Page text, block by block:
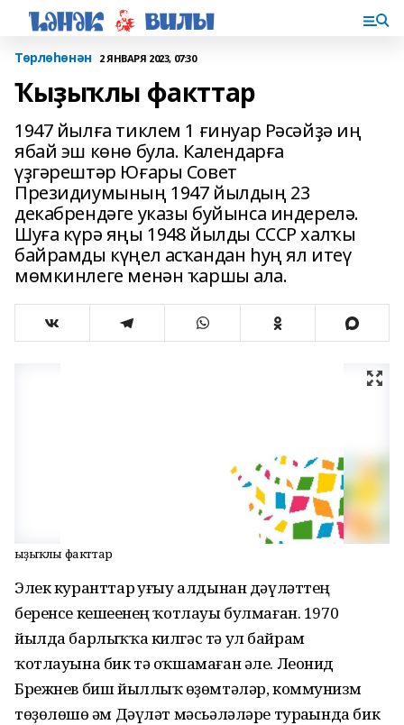
Төрлөһөнән 2 ЯНВАРЯ 2023, 07:30
Ҡыҙыҡлы факттар
1947 йылға тиклем 1 ғинуар Рәсәйҙә иң
ябай эш көнө була. Календарға
үҙгәрештәр Юғары Совет
Президиумының 1947 йылдың 23
декабрендәге указы буйынса индерелә.
Шуға күрә яңы 1948 йылды СССР халҡы
байрамды күңел асҡандан һуң ял итеү
мөмкинлеге менән ҡаршы ала.
Ҡыҙыҡлы факттар
Элек куранттар һуғыу алдынан дәүләттең
беренсе кешеһенең ҡотлауы булмаған. 1970
йылда барлыҡҡа килгәс тә ул байрам
ҡотлауына бик тә оҡшамаған әле. Леонид
Брежнев биш йыллыҡ һөҙөмтәләр, коммунизм
төҙөлөшө һәм Дәүләт мәсьәләләре тураһында бик